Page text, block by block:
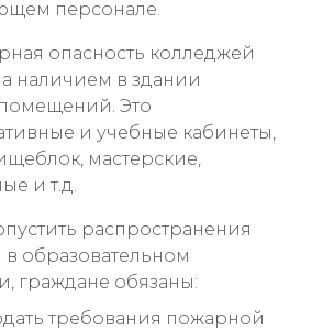
персонале.
опасность колледжей
наличием в здании
Это
и учебные кабинеты,
мастерские,
и т.д.
распространения
в образовательном
граждане обязаны:
требования пожарной